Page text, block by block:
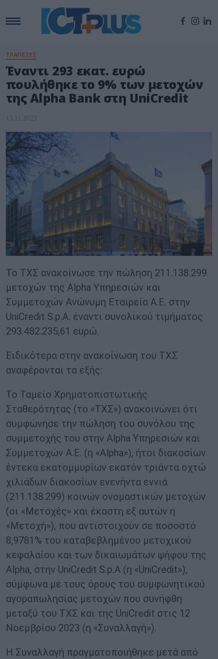
ΤΡΑΠΕΖΕΣ
Έναντι 293 εκατ. ευρώ
πουλήθηκε το 9% των μετοχών
της Alpha Bank στη UniCredit
13.11.2023
Το ΤΧΣ ανακοίνωσε την πώληση 211.138.299
μετοχών της Alpha Υπηρεσιών και
Συμμετοχών Ανώνυμη Εταιρεία Α.Ε. στην
UniCredit S.p.A. έναντι συνολικού τιμήματος
293.482.235,61 ευρώ.
Ειδικότερα στην ανακοίνωση του ΤΧΣ
αναφέρονται τα εξής:
Το Ταμείο Χρηματοπιστωτικής
Σταθερότητας (το «ΤΧΣ») ανακοινώνει ότι
συμφώνησε την πώληση του συνόλου της
συμμετοχής του στην Alpha Υπηρεσιών και
Συμμετοχών Α.Ε. (η «Alpha»), ήτοι διακοσίων
έντεκα εκατομμυρίων εκατόν τριάντα οχτώ
χιλιάδων διακοσίων ενενήντα εννιά
(211.138.299) κοινών ονομαστικών μετοχών
(οι «Μετοχές» και έκαστη εξ αυτών η
«Μετοχή»), που αντιστοιχούν σε ποσοστό
8,9781% του καταβεβλημένου μετοχικού
κεφαλαίου και των δικαιωμάτων ψήφου της
Alpha, στην UniCredit S.p.A (η «UniCredit»),
σύμφωνα με τους όρους του συμφωνητικού
αγοραπωλησίας μετοχών που συνήφθη
μεταξύ του ΤΧΣ και της UniCredit στις 12
Νοεμβρίου 2023 (η «Συναλλαγή»).
Η Συναλλαγή πραγματοποιήθηκε μετά από